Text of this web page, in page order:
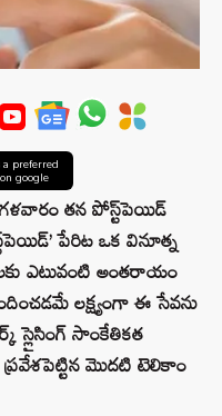
preferred
google
తన పోస్ట్‌పెయిడ్
పేరిట ఒక వినూత్న
ఎటువంటి అంతరాయం
లక్ష్యంగా ఈ సేవను
స్లైసింగ్ సాంకేతికత
మొదటి టెలికాం